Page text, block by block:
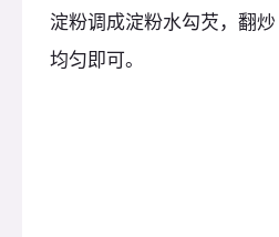
淀粉调成淀粉水勾芡，翻炒
均匀即可。